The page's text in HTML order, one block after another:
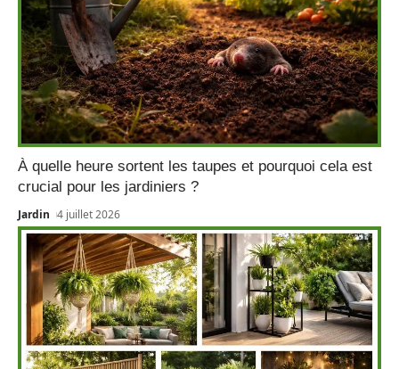
À quelle heure sortent les taupes et pourquoi cela est
crucial pour les jardiniers ?
Jardin 4 juillet 2026